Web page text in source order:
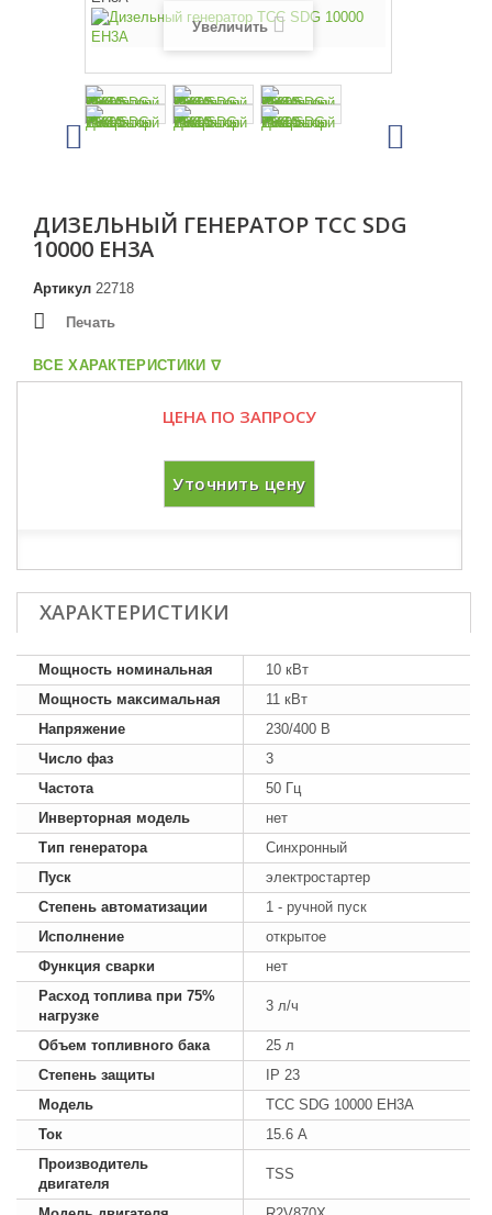
Увеличить
ДИЗЕЛЬНЫЙ ГЕНЕРАТОР ТСС SDG
10000 EH3A
Артикул 22718
Печать
ВСЕ ХАРАКТЕРИСТИКИ ᐁ
ЦЕНА ПО ЗАПРОСУ
Уточнить цену
ХАРАКТЕРИСТИКИ
Мощность номинальная
10 кВт
Мощность максимальная
11 кВт
Напряжение
230/400 В
Число фаз
3
Частота
50 Гц
Инверторная модель
нет
Тип генератора
Синхронный
Пуск
электростартер
Степень автоматизации
1 - ручной пуск
Исполнение
открытое
Функция сварки
нет
Расход топлива при 75%
нагрузке
3 л/ч
Объем топливного бака
25 л
Степень защиты
IP 23
Модель
ТСС SDG 10000 EH3A
Ток
15.6 А
Производитель
двигателя
TSS